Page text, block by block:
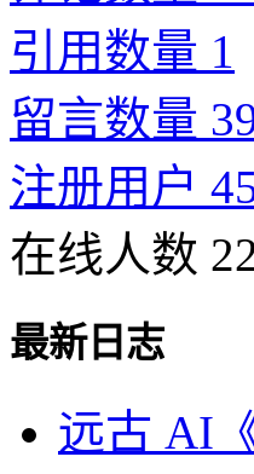
引用数量 1
留言数量
注册用户
在线人数
最新日志
远古 AI